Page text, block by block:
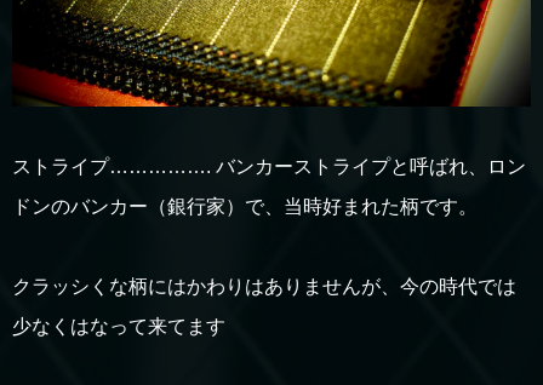
ストライプ……………. バンカーストライプと呼ばれ、ロン
ドンのバンカー（銀行家）で、当時好まれた柄です。
クラッシくな柄にはかわりはありませんが、今の時代では
少なくはなって来てます